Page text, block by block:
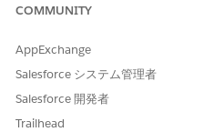
COMMUNITY
AppExchange
Salesforce システム管理者
Salesforce 開発者
Trailhead